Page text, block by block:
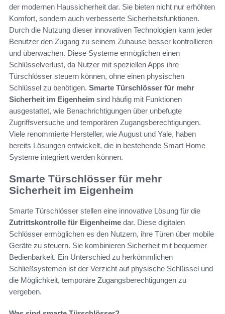
der modernen Haussicherheit dar. Sie bieten nicht nur erhöhten
Komfort, sondern auch verbesserte Sicherheitsfunktionen.
Durch die Nutzung dieser innovativen Technologien kann jeder
Benutzer den Zugang zu seinem Zuhause besser kontrollieren
und überwachen. Diese Systeme ermöglichen einen
Schlüsselverlust, da Nutzer mit speziellen Apps ihre
Türschlösser steuern können, ohne einen physischen
Schlüssel zu benötigen. Smarte Türschlösser für mehr
Sicherheit im Eigenheim sind häufig mit Funktionen
ausgestattet, wie Benachrichtigungen über unbefugte
Zugriffsversuche und temporären Zugangsberechtigungen.
Viele renommierte Hersteller, wie August und Yale, haben
bereits Lösungen entwickelt, die in bestehende Smart Home
Systeme integriert werden können.
Smarte Türschlösser für mehr
Sicherheit im Eigenheim
Smarte Türschlösser stellen eine innovative Lösung für die
Zutrittskontrolle für Eigenheime dar. Diese digitalen
Schlösser ermöglichen es den Nutzern, ihre Türen über mobile
Geräte zu steuern. Sie kombinieren Sicherheit mit bequemer
Bedienbarkeit. Ein Unterschied zu herkömmlichen
Schließsystemen ist der Verzicht auf physische Schlüssel und
die Möglichkeit, temporäre Zugangsberechtigungen zu
vergeben.